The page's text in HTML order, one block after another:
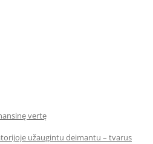
vertę
užaugintu deimantu – tvarus